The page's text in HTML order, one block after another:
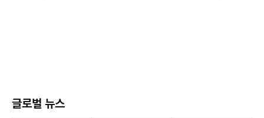
글로벌 뉴스